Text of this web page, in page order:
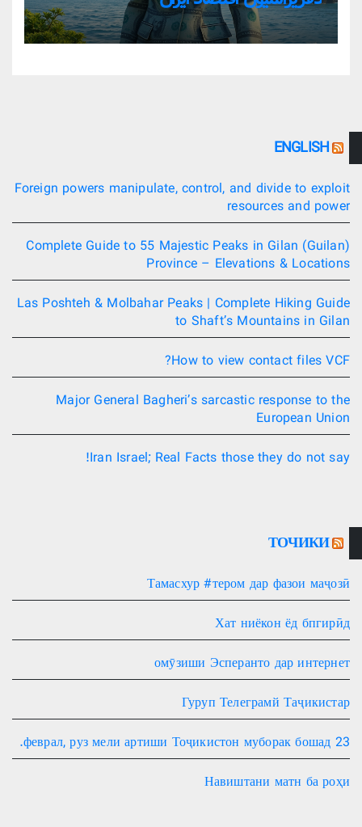
ENGLISH
Foreign powers manipulate, control, and divide to exploit
resources and power
Complete Guide to 55 Majestic Peaks in Gilan (Guilan)
Province – Elevations & Locations
Las Poshteh & Molbahar Peaks | Complete Hiking Guide
to Shaft’s Mountains in Gilan
How to view contact files VCF?
Major General Bagheri’s sarcastic response to the
European Union
Iran Israel; Real Facts those they do not say!
ТОЧИКИ
Тамасхур #тером дар фазои маҷозӣ
Хат ниёкон ёд бпгирӣд
омӯзиши Эсперанто дар интернет
Гуруп Телеграмй Таҷикистар
23 феврал, руз мели артиши Тоҷикистон муборак бошад.
Навиштани матн ба роҳи